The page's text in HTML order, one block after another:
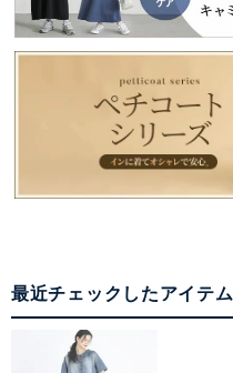
最近チェックしたアイテム